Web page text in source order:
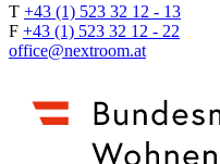
T +43 (1) 523 32 12 - 13
F +43 (1) 523 32 12 - 22
office@nextroom.at